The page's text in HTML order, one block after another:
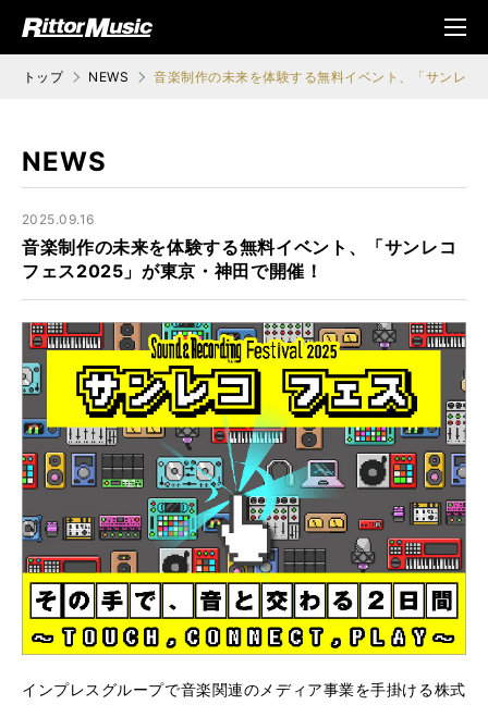
ジック (Rittor Musi
メニ
ュ
トップ NEWS 音楽制作の未来を体験する無料イベント、「サンレ
NEWS
2025.09.16
音楽制作の未来を体験する無料イベント、「サンレコ
フェス2025」が東京・神田で開催！
インプレスグループで音楽関連のメディア事業を手掛ける株式